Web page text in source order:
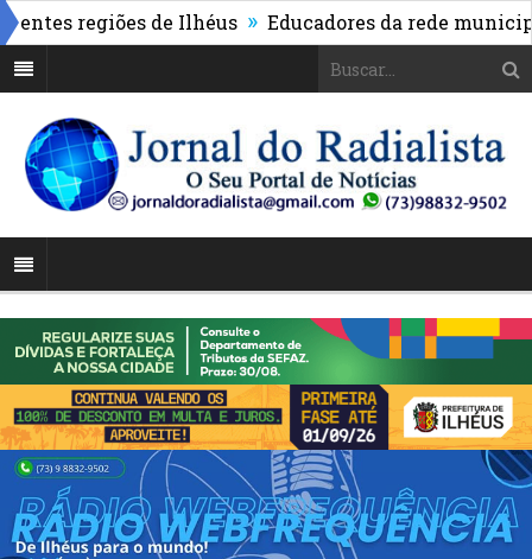
regiões de Ilhéus » Educadores da rede municipal